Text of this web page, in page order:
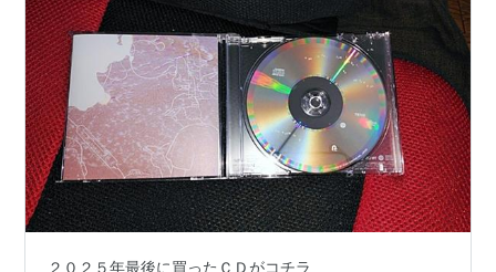
２０２５年最後に買ったＣＤがコチラ